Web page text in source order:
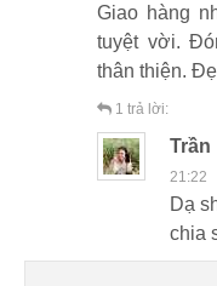
Giao hàng
tuyệt vời.
thân thiện.
1 trả lời:
21:22
Dạ
chia